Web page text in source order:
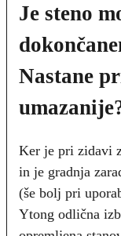
Je steno
Nastane
Ker je pri zidavi
in je gradnja
(še bolj pri
Ytong odlična